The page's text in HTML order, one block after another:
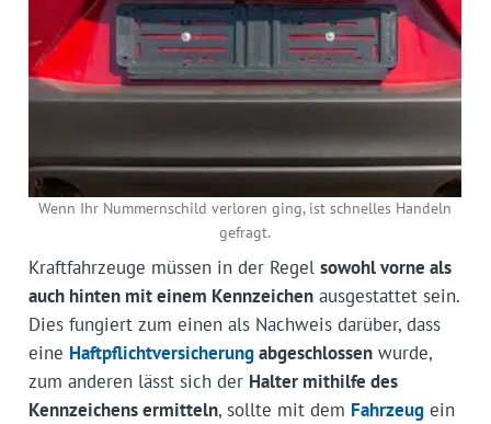
Wenn Ihr Nummernschild verloren ging, ist schnelles Handeln
gefragt.
Kraftfahrzeuge müssen in der Regel sowohl vorne als
auch hinten mit einem Kennzeichenausgestattet sein.
Dies fungiert zum einen als Nachweis darüber, dass
eine Haftpflichtversicherungabgeschlossenwurde,
zum anderen lässt sich der Halter mithilfe des
Kennzeichens ermitteln, sollte mit dem Fahrzeugein